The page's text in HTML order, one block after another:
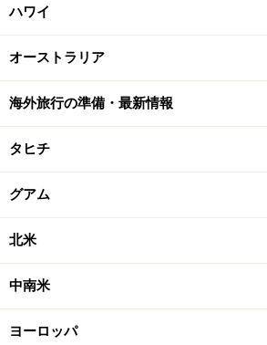
ハワイ
オーストラリア
海外旅行の準備・最新情報
タヒチ
グアム
北米
中南米
ヨーロッパ